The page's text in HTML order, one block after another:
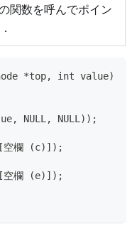
関数を呼んでポイン
*top, int value)
NULL, NULL));
欄 (c)]);
欄 (e)]);